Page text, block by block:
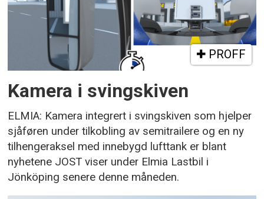
PROFF
Kamera i svingskiven
ELMIA: Kamera integrert i svingskiven som hjelper
sjåføren under tilkobling av semitrailere og en ny
tilhengeraksel med innebygd lufttank er blant
nyhetene JOST viser under Elmia Lastbil i
Jönköping senere denne måneden.